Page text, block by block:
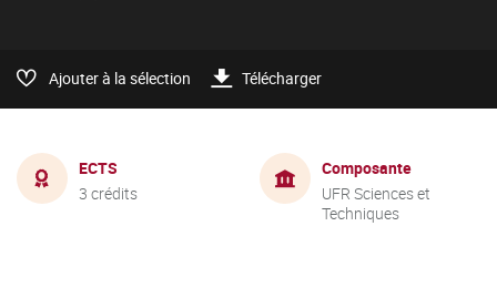
Ajouter à la sélection Télécharger
ECTS
3 crédits
Composante
UFR Sciences et
Techniques